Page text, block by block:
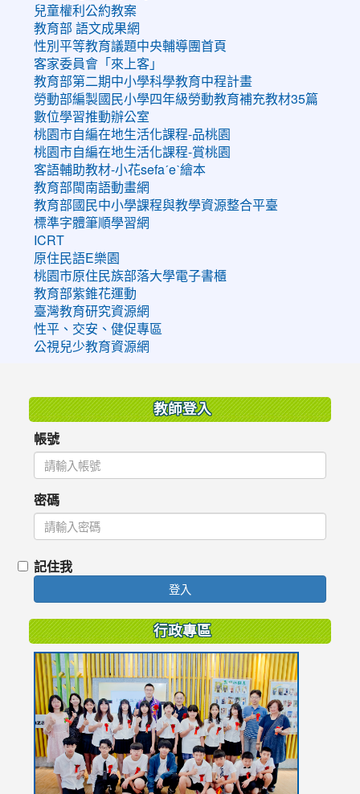
兒童權利公約教案
教育部 語文成果網
性別平等教育議題中央輔導團首頁
客家委員會「來上客」
教育部第二期中小學科學教育中程計畫
勞動部編製國民小學四年級勞動教育補充教材35篇
數位學習推動辦公室
桃園市自編在地生活化課程-品桃園
桃園市自編在地生活化課程-賞桃園
客語輔助教材-小花sefaˊeˋ繪本
教育部閩南語動畫網
教育部國民中小學課程與教學資源整合平臺
標準字體筆順學習網
ICRT
原住民語E樂園
桃園市原住民族部落大學電子書櫃
教育部紫錐花運動
臺灣教育研究資源網
性平、交安、健促專區
公視兒少教育資源網
教師登入
帳號
密碼
記住我
登入
行政專區